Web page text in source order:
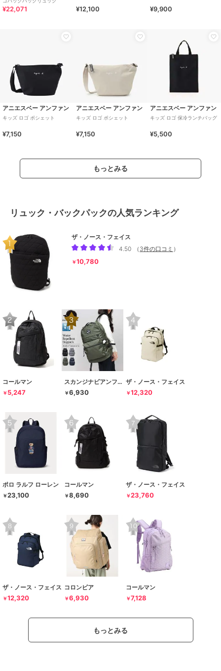
¥22,071 ¥12,100 ¥9,900
アニエスベー アンファン
キッズ ロゴ ポシェット
¥7,150
アニエスベー アンファン
キッズ ロゴ ポシェット
¥7,150
アニエスベー アンファン
キッズ ロゴ 保冷ランチバッグ
¥5,500
もっとみる
リュック・バックパックの人気ランキング
ザ・ノース・フェイス
4.50
（ 3件の口コミ ）
￥10,780
コールマン
￥ 5,247
スカンジナビアンフォレスト
￥6,930
ザ・ノース・フェイス
￥12,320
ポロ ラルフ ローレン
￥23,100
コールマン
￥8,690
ザ・ノース・フェイス
￥23,760
ザ・ノース・フェイス
￥12,320
コロンビア
￥6,930
コールマン
￥7,128
もっとみる